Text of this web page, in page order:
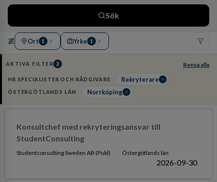
Sök
Ort 1 Yrke 1
AKTIVA FILTER 2 Rensa alla
HR SPECIALISTER OCH RÅDGIVARE Rekryterare
ÖSTERGÖTLANDS LÄN Norrköping
Konsultchef med rekryteringsansvar till
StudentConsulting
Studentconsulting Sweden AB (Publ) Östergötlands län
2026-09-30